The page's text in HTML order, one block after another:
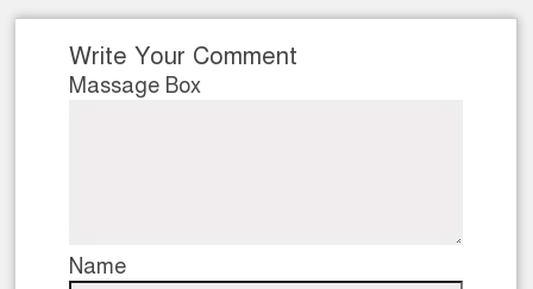
Write Your Comment
Massage Box
Name